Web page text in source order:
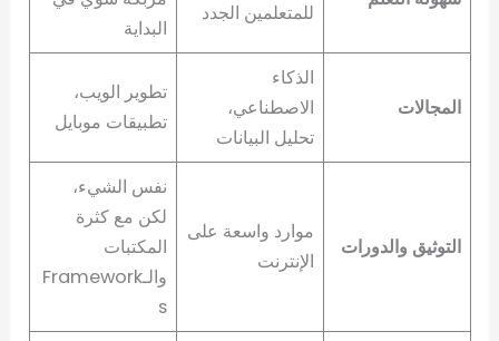
للمتعلمين الجدد
البداية
المجالات
الذكاء
الاصطناعي،
تحليل البيانات
تطوير الويب،
تطبيقات موبايل
التوثيق والدورات
موارد واسعة على
الإنترنت
نفس الشيء،
لكن مع كثرة
المكتبات
والـFramework
s